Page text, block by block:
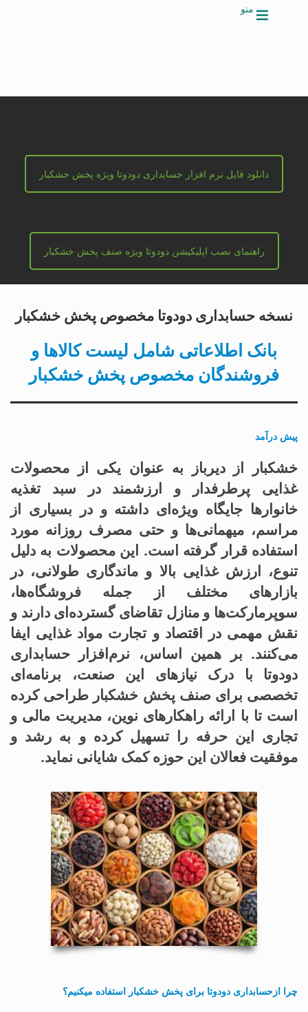
منو
دانلود فایل نرم افزار حسابداری دودوتا ویژه پخش خشکبار
راهنمای نصب اپلیکیشن دودوتا ویژه صنف پخش خشکبار
نسخه حسابداری دودوتا مخصوص پخش خشکبار
بانک اطلاعاتی شامل لیست کالاها و
فروشندگان مخصوص پخش خشکبار
پیش درآمد
خشکبار از دیرباز به عنوان یکی از محصولات
غذایی پرطرفدار و ارزشمند در سبد تغذیه
خانوارها جایگاه ویژه‌ای داشته و در بسیاری از
مراسم، میهمانی‌ها و حتی مصرف روزانه مورد
استفاده قرار گرفته است. این محصولات به دلیل
تنوع، ارزش غذایی بالا و ماندگاری طولانی، در
بازارهای مختلف از جمله فروشگاه‌ها،
سوپرمارکت‌ها و منازل تقاضای گسترده‌ای دارند و
نقش مهمی در اقتصاد و تجارت مواد غذایی ایفا
می‌کنند. بر همین اساس، نرم‌افزار حسابداری
دودوتا با درک نیازهای این صنعت، برنامه‌ای
تخصصی برای صنف پخش خشکبار طراحی کرده
است تا با ارائه راهکارهای نوین، مدیریت مالی و
تجاری این حرفه را تسهیل کرده و به رشد و
موفقیت فعالان این حوزه کمک شایانی نماید.
چرا ازحسابداری دودوتا برای پخش خشکبار استفاده میکنیم؟